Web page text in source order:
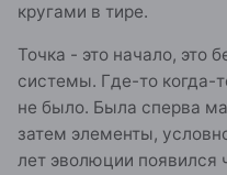
кругами в тире.
Точка - это начало, это
системы. Где-то когда-
не было. Была сперва
затем элементы,
лет эволюции появился